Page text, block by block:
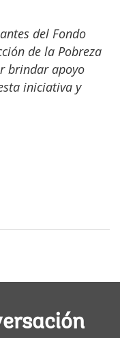
del Fondo
de la Pobreza
brindar apoyo
iniciativa y